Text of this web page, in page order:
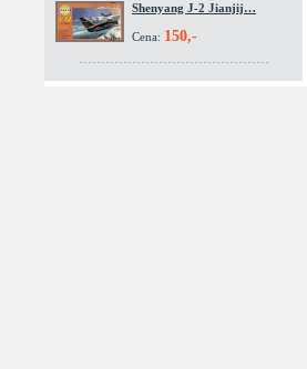
Shenyang J-2 Jianjij…
Cena: 150,-